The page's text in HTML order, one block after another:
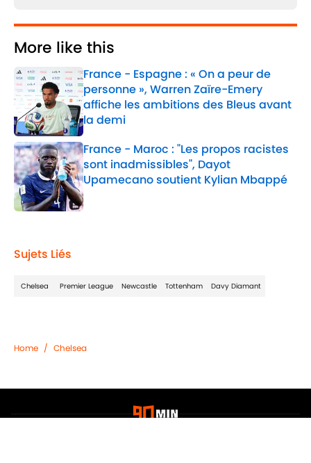
More like this
France - Espagne : « On a peur de
personne », Warren Zaïre-Emery
affiche les ambitions des Bleus avant
la demi
Published by on Invalid Date
France - Maroc : "Les propos racistes
sont inadmissibles", Dayot
Upamecano soutient Kylian Mbappé
Published by on Invalid Date
Sujets Liés
Chelsea Premier League Newcastle Tottenham Davy Diamant
Home / Chelsea